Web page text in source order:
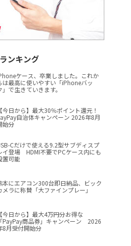
ンキング
ケース、卒業しました。これか
は最高に使いやすい「iPhoneバッ
」で生きていきます。
【今日から】最大30％ポイント還元！
自治体キャンペーン 2026年8月
始分
Cだけで使える9.2型サブディスプ
イ登場 HDMI不要でPCケース内にも
置可能
本にエアコン300台即日納品、ビック
メラに称賛「大ファインプレー」
【今日から】最大4万円分お得な
「PayPay商品券」キャンペーン 2026
8月受付開始分